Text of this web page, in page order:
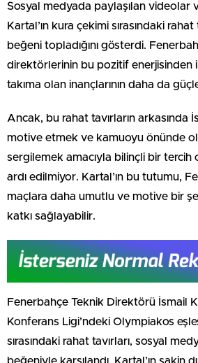
Sosyal medyada paylaşılan videolar
Kartal’ın kura çekimi sırasındaki rahat
beğeni topladığını gösterdi.
direktörlerinin bu pozitif enerjisinden
takıma olan inançlarının daha da
Ancak, bu rahat tavırların arkasında
motive etmek ve kamuoyu önünde
sergilemek amacıyla bilinçli bir tercih
ardı edilmiyor. Kartal’ın bu tutumu,
maçlara daha umutlu ve motive bir
katkı sağlayabilir.
Fenerbahçe Teknik Direktörü İsmail
Konferans Ligi’ndeki Olympiakos
sırasındaki rahat tavırları, sosyal